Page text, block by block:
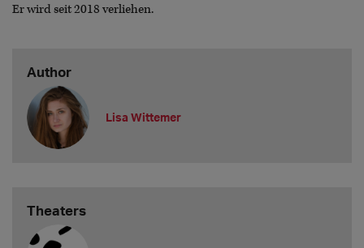
Er wird seit 2018 verliehen.
Author
Lisa Wittemer
Theaters